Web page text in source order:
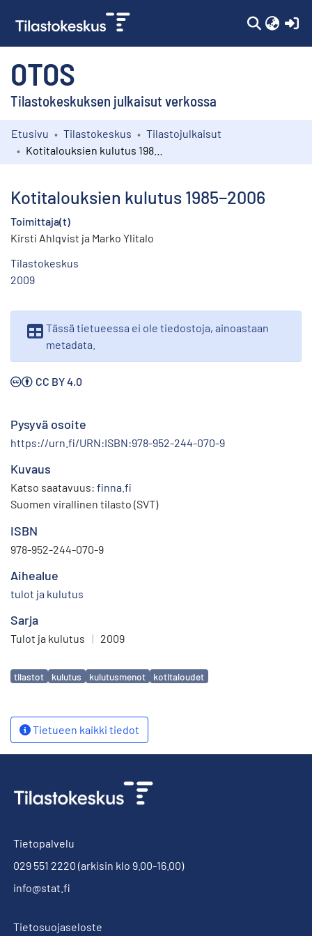
OTOS
Tilastokeskuksen julkaisut verkossa
Kokoelmat
Etusivu Tilastokeskus
Tilastojulkaisut
Kotitalouksien kulutus 1985−2006
Toimittaja(t)
Kirsti Ahlqvist ja Marko Ylitalo
Tilastokeskus
2009
Tässä tietueessa ei ole tiedostoja, ainoastaan
metadata.
CC BY 4.0
Pysyvä osoite
https://urn.fi/URN:ISBN:978-952-244-070-9
Kuvaus
Katso saatavuus: finna.fi
Suomen virallinen tilasto (SVT)
ISBN
978-952-244-070-9
Aihealue
tulot ja kulutus
Sarja
Tulot ja kulutus | 2009
Avainsanat
tilastot kulutus kulutusmenot kotitaloudet
Tietueen kaikki tiedot
Tietopalvelu
029 551 2220 (arkisin klo 9.00-16.00)
info@stat.fi
Tietosuojaseloste